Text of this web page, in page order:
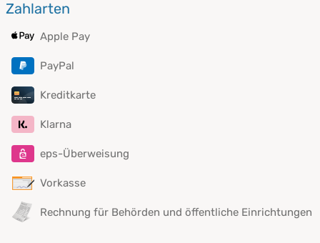
Zahlarten
Apple Pay
PayPal
Kreditkarte
Klarna
eps-Überweisung
Vorkasse
Rechnung für Behörden und öffentliche Einrichtungen